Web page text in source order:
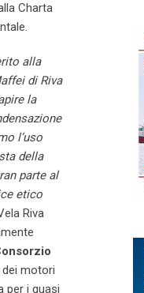
Charta
alla
di Riva
la
l’uso
della
parte al
etico
Riva
motori
per i quasi